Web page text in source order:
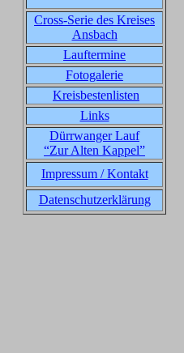
Cross-Serie des Kreises
Ansbach
Lauftermine
Fotogalerie
Kreisbestenlisten
Links
Dürrwanger Lauf
“Zur Alten Kappel”
Impressum / Kontakt
Datenschutzerklärung